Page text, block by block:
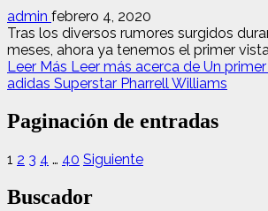
admin febrero 4, 2020
Tras los diversos rumores surgidos
meses, ahora ya tenemos el primer
Leer Más Leer más acerca de Un
adidas Superstar Pharrell Williams
Paginación de entradas
1 2 3 4 … 40 Siguiente
Buscador